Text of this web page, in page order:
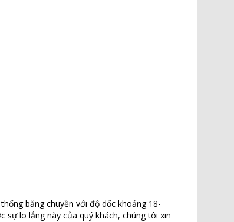
băng chuyền với độ dốc khoảng 18-
sự lo lắng này của quý khách, chúng tôi xin